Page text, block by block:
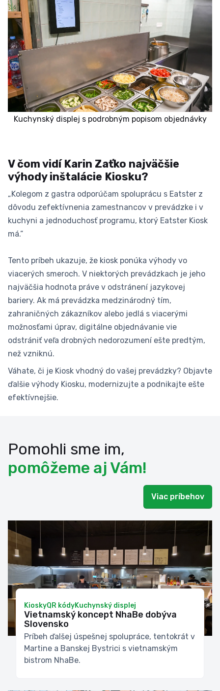
Kuchynský displej s podrobným popisom objednávky
V čom vidí Karin Zaťko najväčšie
výhody inštalácie Kiosku?
„Kolegom z gastra odporúčam spoluprácu s Eatster z
dôvodu zefektívnenia zamestnancov v prevádzke i v
kuchyni a jednoduchosť programu, ktorý Eatster Kiosk
má.“
Tento príbeh ukazuje, že kiosk ponúka výhody vo
viacerých smeroch. V niektorých prevádzkach je jeho
najväčšia hodnota práve v odstránení jazykovej
bariery. Ak má prevádzka medzinárodný tím,
zahraničných zákazníkov alebo jedlá s viacerými
možnosťami úprav, digitálne objednávanie vie
odstrániť veľa drobných nedorozumení ešte predtým,
než vzniknú.
Váhate, či je Kiosk vhodný do vašej prevádzky? Objavte
ďalšie výhody Kiosku, modernizujte a podnikajte ešte
efektívnejšie.
Pomohli sme im,
pomôžeme aj Vám!
Viac príbehov
KioskyQR kódyKuchynský displej
Vietnamský koncept NhaBe dobýva
Slovensko
Príbeh ďalšej úspešnej spolupráce, tentokrát v
Martine a Banskej Bystrici s vietnamským
bistrom NhaBe.